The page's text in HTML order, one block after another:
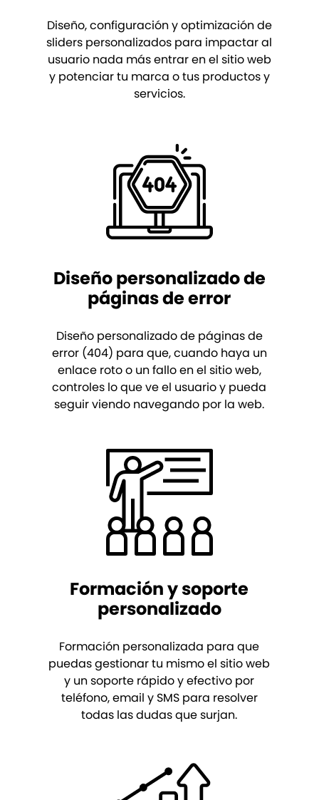
Diseño, configuración y optimización de
sliders personalizados para impactar al
usuario nada más entrar en el sitio web
y potenciar tu marca o tus productos y
servicios.
Diseño personalizado de
páginas de error
Diseño personalizado de páginas de
error (404) para que, cuando haya un
enlace roto o un fallo en el sitio web,
controles lo que ve el usuario y pueda
seguir viendo navegando por la web.
Formación y soporte
personalizado
Formación personalizada para que
puedas gestionar tu mismo el sitio web
y un soporte rápido y efectivo por
teléfono, email y SMS para resolver
todas las dudas que surjan.